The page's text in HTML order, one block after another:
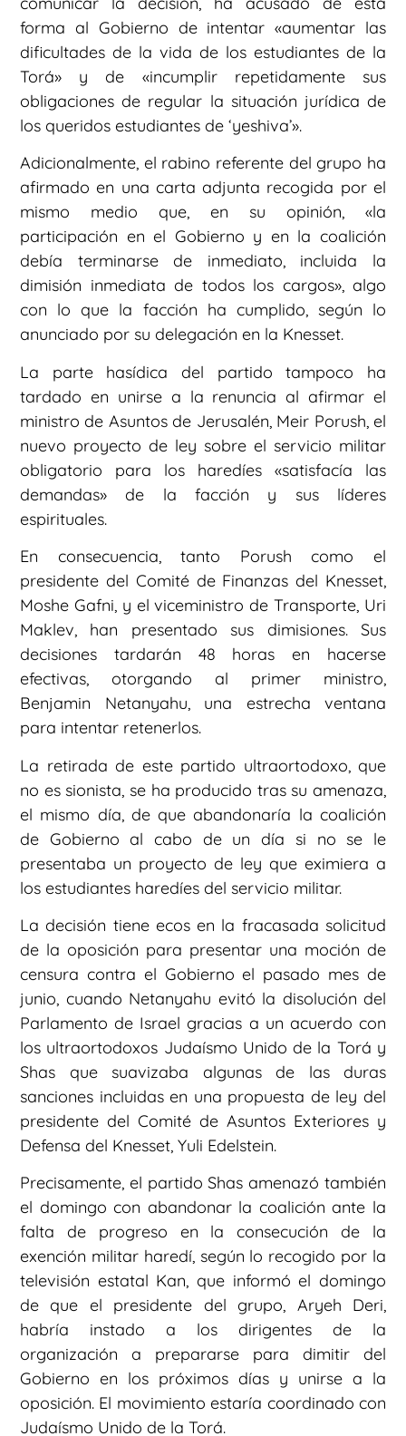
forma al Gobierno de intentar «aumentar las
dificultades de la vida de los estudiantes de la
Torá» y de «incumplir repetidamente sus
obligaciones de regular la situación jurídica de
los queridos estudiantes de ‘yeshiva’».
Adicionalmente, el rabino referente del grupo ha
afirmado en una carta adjunta recogida por el
mismo medio que, en su opinión, «la
participación en el Gobierno y en la coalición
debía terminarse de inmediato, incluida la
dimisión inmediata de todos los cargos», algo
con lo que la facción ha cumplido, según lo
anunciado por su delegación en la Knesset.
La parte hasídica del partido tampoco ha
tardado en unirse a la renuncia al afirmar el
ministro de Asuntos de Jerusalén, Meir Porush, el
nuevo proyecto de ley sobre el servicio militar
obligatorio para los haredíes «satisfacía las
demandas» de la facción y sus líderes
espirituales.
En consecuencia, tanto Porush como el
presidente del Comité de Finanzas del Knesset,
Moshe Gafni, y el viceministro de Transporte, Uri
Maklev, han presentado sus dimisiones. Sus
decisiones tardarán 48 horas en hacerse
efectivas, otorgando al primer ministro,
Benjamin Netanyahu, una estrecha ventana
para intentar retenerlos.
La retirada de este partido ultraortodoxo, que
no es sionista, se ha producido tras su amenaza,
el mismo día, de que abandonaría la coalición
de Gobierno al cabo de un día si no se le
presentaba un proyecto de ley que eximiera a
los estudiantes haredíes del servicio militar.
La decisión tiene ecos en la fracasada solicitud
de la oposición para presentar una moción de
censura contra el Gobierno el pasado mes de
junio, cuando Netanyahu evitó la disolución del
Parlamento de Israel gracias a un acuerdo con
los ultraortodoxos Judaísmo Unido de la Torá y
Shas que suavizaba algunas de las duras
sanciones incluidas en una propuesta de ley del
presidente del Comité de Asuntos Exteriores y
Defensa del Knesset, Yuli Edelstein.
Precisamente, el partido Shas amenazó también
el domingo con abandonar la coalición ante la
falta de progreso en la consecución de la
exención militar haredí, según lo recogido por la
televisión estatal Kan, que informó el domingo
de que el presidente del grupo, Aryeh Deri,
habría instado a los dirigentes de la
organización a prepararse para dimitir del
Gobierno en los próximos días y unirse a la
oposición. El movimiento estaría coordinado con
Judaísmo Unido de la Torá.